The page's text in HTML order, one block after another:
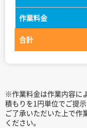
作業料金
合計
※作業料金は作業内容に
積もりを1円単位でご提
ご了承いただいた上で作
ください。